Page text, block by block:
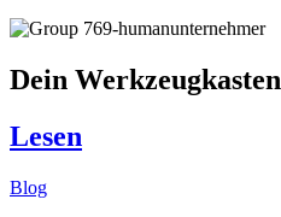
Dein Werkzeugkasten
Lesen
Blog